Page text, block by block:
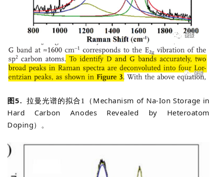
图5. 拉曼光谱的拟合1（ Mechanism of Na-Ion Storage in
Hard Carbon Anodes Revealed by Heteroatom
Doping）。